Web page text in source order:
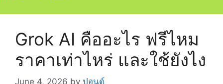
Grok AI คืออะไร ฟรีไหม
ราคาเท่าไหร่ และใช้ยังไง
June 4, 2026 by ปอนด์